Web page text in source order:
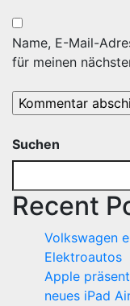
Name, E-Mail-
für meinen
Suchen
Recent
Volkswagen
Elektroautos
Apple
neues iPad